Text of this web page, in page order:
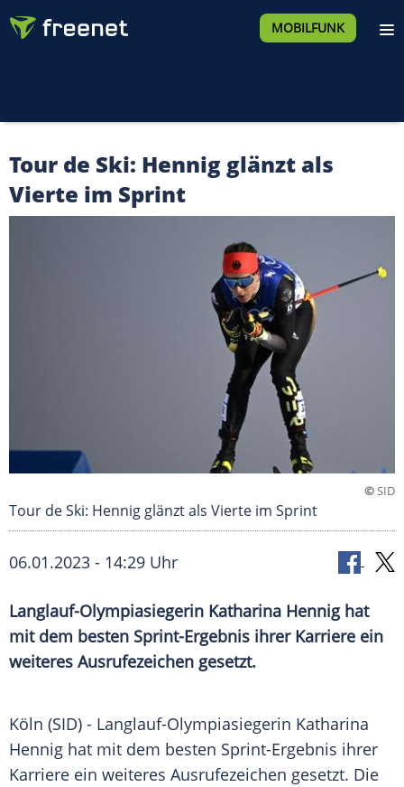
MOBILFUNK
Tour de Ski: Hennig glänzt als
Vierte im Sprint
©SID
Tour de Ski: Hennig glänzt als Vierte im Sprint
06.01.2023 - 14:29 Uhr
Langlauf-Olympiasiegerin Katharina Hennig hat
mit dem besten Sprint-Ergebnis ihrer Karriere ein
weiteres Ausrufezeichen gesetzt.
Köln (SID) - Langlauf-Olympiasiegerin Katharina
Hennig hat mit dem besten Sprint-Ergebnis ihrer
Karriere ein weiteres Ausrufezeichen gesetzt. Die